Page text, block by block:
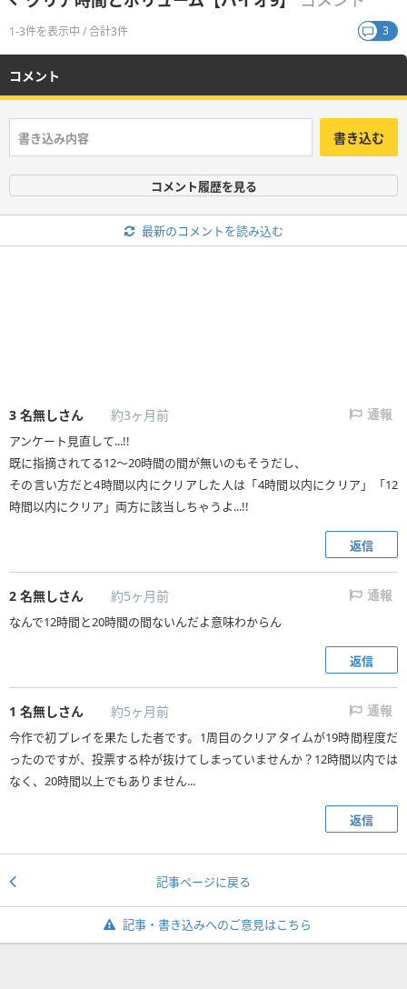
1-3件を表示中 / 合計3件 3
コメント
書き込む
コメント履歴を見る
最新のコメントを読み込む
3 名無しさん 約3ヶ月前 通報
アンケート見直して...!!
既に指摘されてる12〜20時間の間が無いのもそうだし、
その言い方だと4時間以内にクリアした人は「4時間以内にクリア」「12
時間以内にクリア」両方に該当しちゃうよ...!!
返信
2 名無しさん 約5ヶ月前 通報
なんで12時間と20時間の間ないんだよ意味わからん
返信
1 名無しさん 約5ヶ月前 通報
今作で初プレイを果たした者です。1周目のクリアタイムが19時間程度だ
ったのですが、投票する枠が抜けてしまっていませんか？12時間以内では
なく、20時間以上でもありません...
返信
記事ページに戻る
記事・書き込みへのご意見はこちら